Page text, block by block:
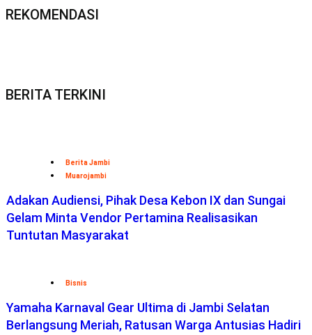
REKOMENDASI
BERITA TERKINI
Berita Jambi
Muarojambi
Adakan Audiensi, Pihak Desa Kebon IX dan Sungai
Gelam Minta Vendor Pertamina Realisasikan
Tuntutan Masyarakat
Bisnis
Yamaha Karnaval Gear Ultima di Jambi Selatan
Berlangsung Meriah, Ratusan Warga Antusias Hadiri